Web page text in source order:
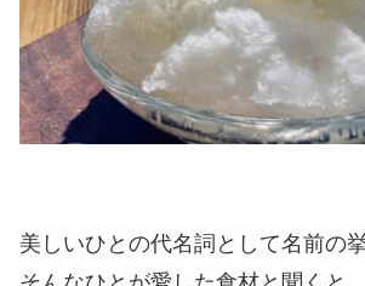
美しいひとの代名詞として名前の